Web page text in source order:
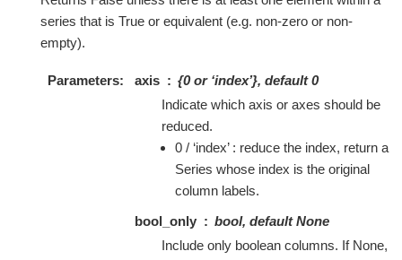
series that is True or equivalent (e.g. non-zero or non-
empty).
Parameters axis
{0 or ‘index’}, default 0
Indicate which axis or axes should be
reduced.
0 / ‘index’ : reduce the index, return a
Series whose index is the original
column labels.
bool_only
bool, default None
Include only boolean columns. If None,